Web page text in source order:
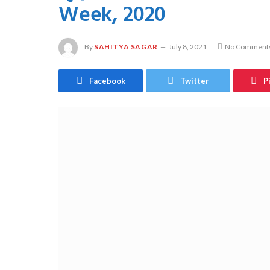
Week, 2020
By SAHITYA SAGAR July 8, 2021 No
Facebook Twitter